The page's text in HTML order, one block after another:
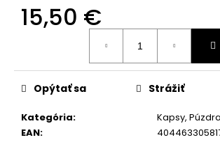
15,50 €
Kategória:
Kapsy, Púzdra
EAN:
Opýtať sa Strážiť
p
o
ú
č